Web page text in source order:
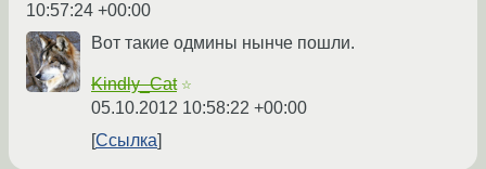
10:57:24 +00:00
Вот такие одмины нынче пошли.
Kindly_Cat ☆
05.10.2012 10:58:22 +00:00
Ссылка